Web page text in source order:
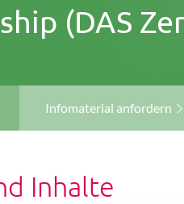
(DAS
Infomaterial anfordern
Inhalte